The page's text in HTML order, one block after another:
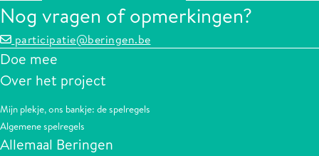
Nog vragen of opmerkingen?
participatie@beringen.be
Doe mee
Over het project
Mijn plekje, ons bankje: de spelregels
Algemene spelregels
Allemaal Beringen